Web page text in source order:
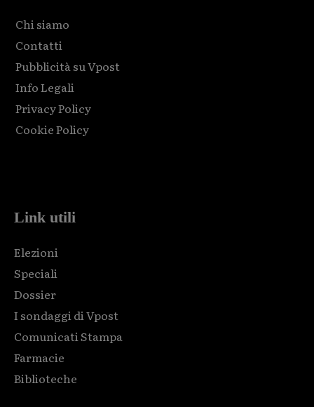
Chi siamo
Contatti
Pubblicità su Vpost
Info Legali
Privacy Policy
Cookie Policy
Link utili
Elezioni
Speciali
Dossier
I sondaggi di Vpost
Comunicati Stampa
Farmacie
Biblioteche